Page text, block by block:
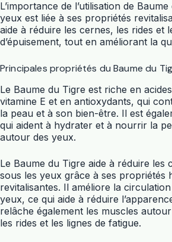
L’importance de l’utilisation de
yeux est liée à ses propriétés
aide à réduire les cernes, les rides et
d’épuisement, tout en améliorant la
Principales propriétés du Baume du
Le Baume du Tigre est riche en
vitamine E et en antioxydants, qui
la peau et à son bien-être. Il est
qui aident à hydrater et à nourrir la
autour des yeux.
Le Baume du Tigre aide à réduire les
sous les yeux grâce à ses propriétés
revitalisantes. Il améliore la
yeux, ce qui aide à réduire
relâche également les muscles
les rides et les lignes de fatigue.